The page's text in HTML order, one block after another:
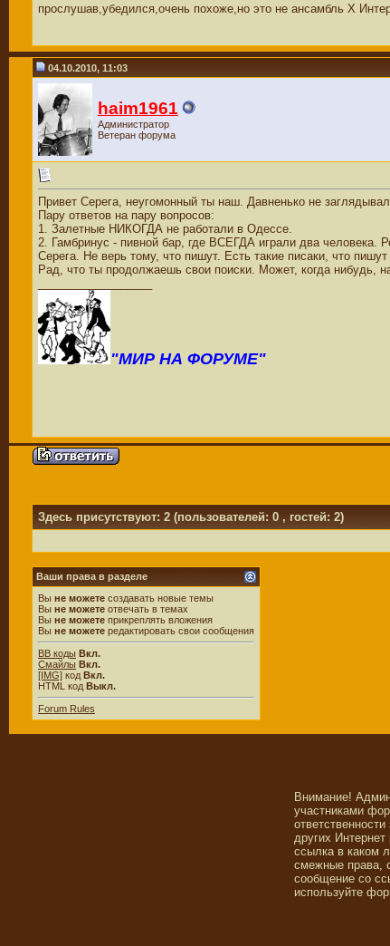
прослушав,убедился,очень похоже,но это не ансамбль Х
04.10.2010, 11:03
haim1961
Администратор
Ветеран форума
Привет Серега, неугомонный ты наш. Давненько не
Пару ответов на пару вопросов:
1. Залетные НИКОГДА не работали в Одессе.
2. Гамбринус - пивной бар, где ВСЕГДА играли два человека.
Серега. Не верь тому, что пишут. Есть такие писаки, что
Рад, что ты продолжаешь свои поиски. Может, когда
"МИР НА ФОРУМЕ"
Здесь присутствуют: 2 (пользователей: 0 , гостей: 2)
Ваши права в разделе
Вы не можете создавать новые темы
Вы не можете отвечать в темах
Вы не можете прикреплять вложения
Вы не можете редактировать свои сообщения
BB коды Вкл.
Смайлы Вкл.
[IMG] код Вкл.
HTML код Выкл.
Forum Rules
Внимание!
участниками
других
ссылка в каком
смежные права,
сообщение со
используйте